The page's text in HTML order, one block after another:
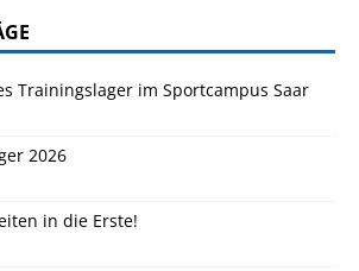
Trainingslager im Sportcampus Saar
2026
in die Erste!